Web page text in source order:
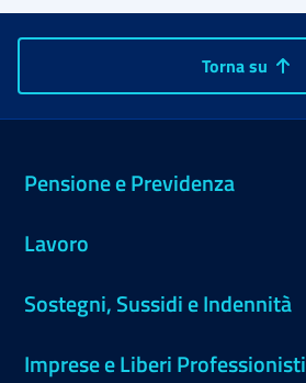
Torna su
Pensione e Previdenza
Lavoro
Sostegni, Sussidi e Indennità
Imprese e Liberi Professionisti